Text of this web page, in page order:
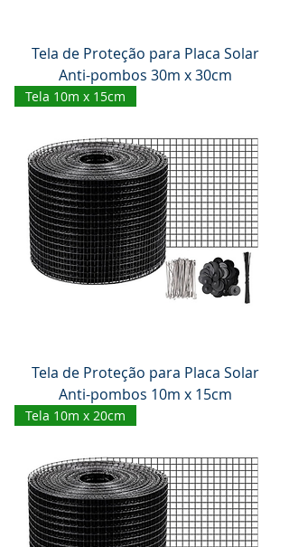
Tela de Proteção para Placa Solar
Anti-pombos 30m x 30cm
Tela 10m x 15cm
Tela de Proteção para Placa Solar
Anti-pombos 10m x 15cm
Tela 10m x 20cm